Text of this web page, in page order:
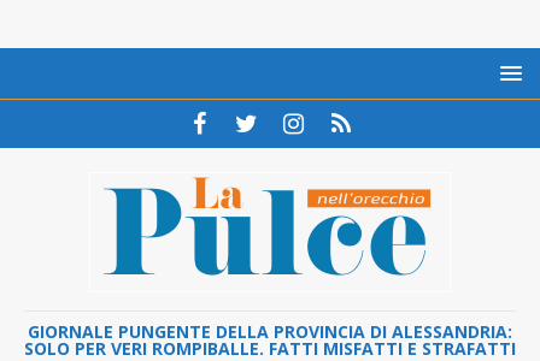
GIORNALE PUNGENTE DELLA PROVINCIA DI ALESSANDRIA:
SOLO PER VERI ROMPIBALLE. FATTI MISFATTI E STRAFATTI